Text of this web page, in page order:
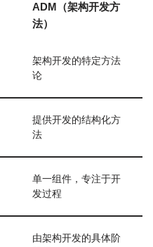
ADM（架构开发方
法）
架构开发的特定方法
论
提供开发的结构化方
法
单一组件，专注于开
发过程
由架构开发的具体阶